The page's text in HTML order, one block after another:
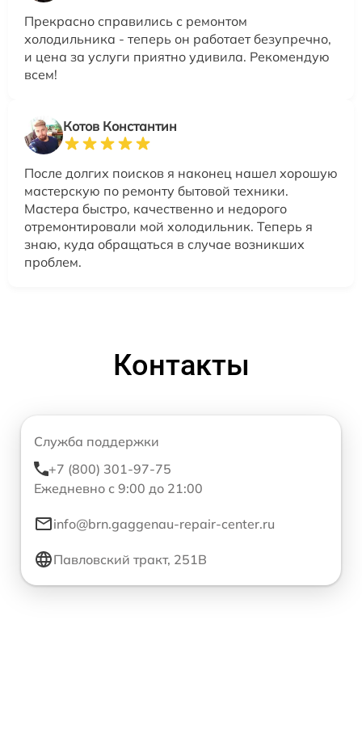
Прекрасно справились с ремонтом
холодильника - теперь он работает безупречно,
и цена за услуги приятно удивила. Рекомендую
всем!
Котов Константин
После долгих поисков я наконец нашел хорошую
мастерскую по ремонту бытовой техники.
Мастера быстро, качественно и недорого
отремонтировали мой холодильник. Теперь я
знаю, куда обращаться в случае возникших
проблем.
Контакты
Служба поддержки
+7 (800) 301-97-75
Ежедневно с 9:00 до 21:00
info@brn.gaggenau-repair-center.ru
Павловский тракт, 251В